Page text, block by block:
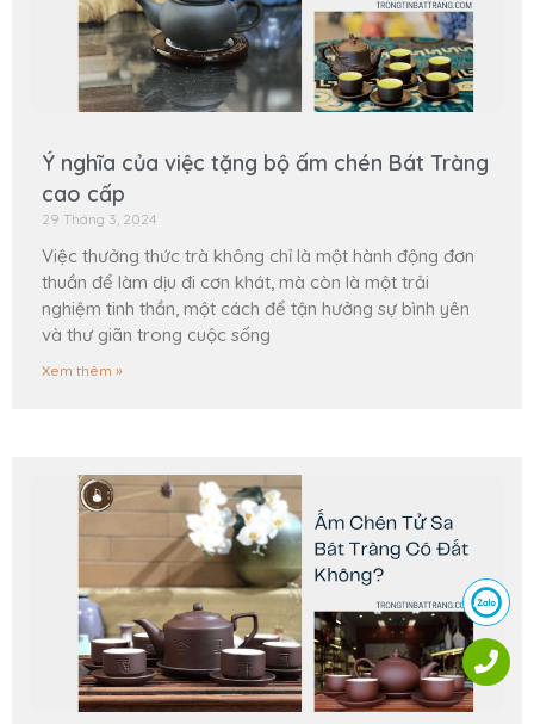
Ý nghĩa của việc tặng bộ ấm chén Bát Tràng
cao cấp
29 Tháng 3, 2024
Việc thưởng thức trà không chỉ là một hành động đơn
thuần để làm dịu đi cơn khát, mà còn là một trải
nghiệm tinh thần, một cách để tận hưởng sự bình yên
và thư giãn trong cuộc sống
Xem thêm »